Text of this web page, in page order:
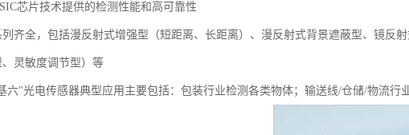
芯片技术提供的检测性能和高可靠性
列齐全，包括漫反射式增强型（短距离、长距离）、漫反射式背景遮蔽型、镜反
、灵敏度调节型）等
六"光电传感器典型应用主要包括：包装行业检测各类物体；输送线/仓储/物流行